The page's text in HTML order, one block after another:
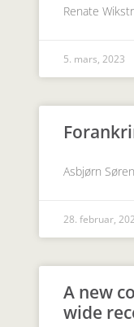
Renate
5. mars, 2023
Asbjørn
28. februar,
A new
wide